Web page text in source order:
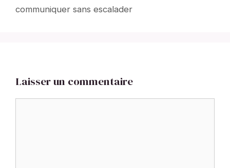
communiquer sans escalader
Laisser un commentaire